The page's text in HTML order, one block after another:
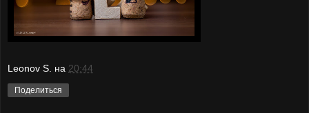
Leonov S. на 20:44
Поделиться